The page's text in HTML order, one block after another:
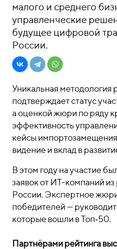
малого и среднего
управленческие
будущее цифровой
России.
Уникальная методология
подтверждает статус
а оценкой жюри по ряду
эффективность
кейсы
видение и вклад в
В этом году на участие
заявок от ИТ-компаний
России. Экспертное
победителей —
которые вошли в Топ‑50.
Партнёрами рейтинга